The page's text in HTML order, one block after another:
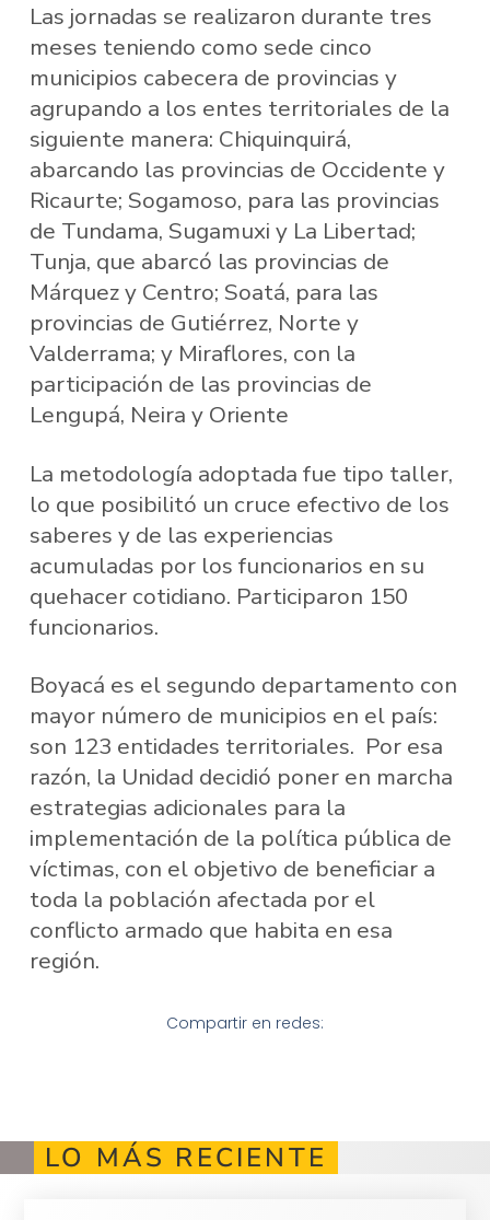
Las jornadas se realizaron durante tres
meses teniendo como sede cinco
municipios cabecera de provincias y
agrupando a los entes territoriales de la
siguiente manera: Chiquinquirá,
abarcando las provincias de Occidente y
Ricaurte; Sogamoso, para las provincias
de Tundama, Sugamuxi y La Libertad;
Tunja, que abarcó las provincias de
Márquez y Centro; Soatá, para las
provincias de Gutiérrez, Norte y
Valderrama; y Miraflores, con la
participación de las provincias de
Lengupá, Neira y Oriente
La metodología adoptada fue tipo taller,
lo que posibilitó un cruce efectivo de los
saberes y de las experiencias
acumuladas por los funcionarios en su
quehacer cotidiano. Participaron 150
funcionarios.
Boyacá es el segundo departamento con
mayor número de municipios en el país:
son 123 entidades territoriales. Por esa
razón, la Unidad decidió poner en marcha
estrategias adicionales para la
implementación de la política pública de
víctimas, con el objetivo de beneficiar a
toda la población afectada por el
conflicto armado que habita en esa
región.
Compartir en redes:
LO MÁS RECIENTE